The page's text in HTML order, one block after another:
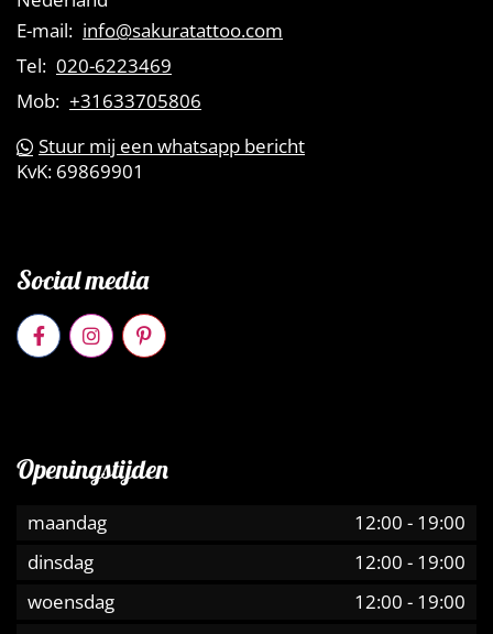
E-mail: info@sakuratattoo.com
Tel: 020-6223469
Mob: +31633705806
Stuur mij een whatsapp bericht
KvK: 69869901
Social media
Openingstijden
maandag 12:00 - 19:00
dinsdag
12:00 - 19:00
woensdag
12:00 - 19:00